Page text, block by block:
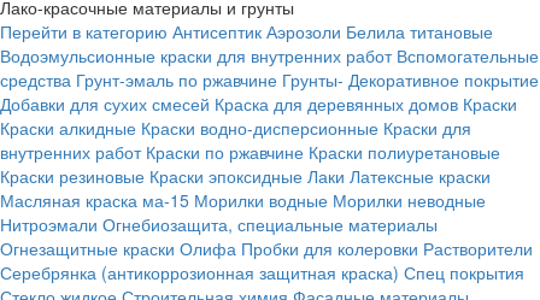
Лако-красочные материалы и грунты
Перейти в категорию Антисептик Аэрозоли Белила титановые
Водоэмульсионные краски для внутренних работ Вспомогательные
средства Грунт-эмаль по ржавчине Грунты- Декоративное покрытие
Добавки для сухих смесей Краска для деревянных домов Краски
Краски алкидные Краски водно-дисперсионные Краски для
внутренних работ Краски по ржавчине Краски полиуретановые
Краски резиновые Краски эпоксидные Лаки Латексные краски
Масляная краска ма-15 Морилки водные Морилки неводные
Нитроэмали Огнебиозащита, специальные материалы
Огнезащитные краски Олифа Пробки для колеровки Растворители
Серебрянка (антикоррозионная защитная краска) Спец покрытия